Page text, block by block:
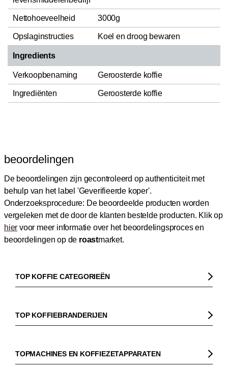
Nettohoeveelheid 3000g
Opslaginstructies Koel en droog bewaren
Ingredients
Verkoopbenaming Geroosterde koffie
Ingrediënten Geroosterde koffie
beoordelingen
De beoordelingen zijn gecontroleerd op authenticiteit met
behulp van het label 'Geverifieerde koper'.
Onderzoeksprocedure: De beoordeelde producten worden
vergeleken met de door de klanten bestelde producten. Klik op
hier voor meer informatie over het beoordelingsproces en
beoordelingen op de roastmarket.
TOP KOFFIE CATEGORIEËN
Koffiebonen
Biologische koffie
TOP KOFFIEBRANDERIJEN
Dinzler
Elbgold
TOPMACHINES EN KOFFIEZETAPPARATEN